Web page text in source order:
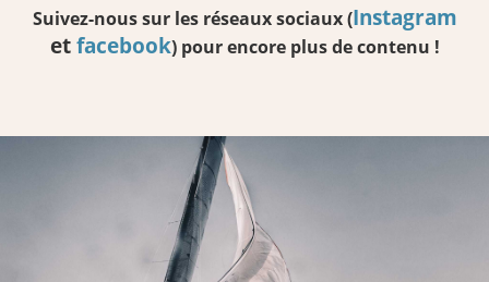
Suivez-nous sur les réseaux sociaux (Instagram
etfacebook) pour encore plus de contenu !